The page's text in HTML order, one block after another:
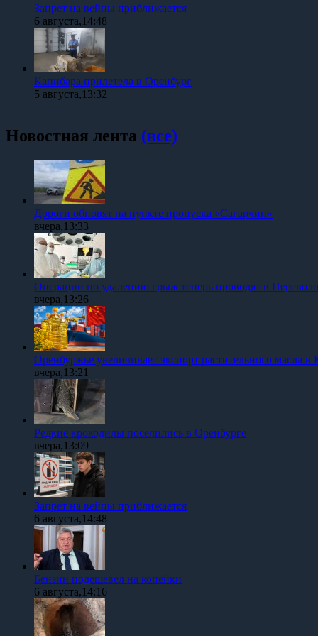
Запрет на вейпы приближается
6 августа,14:48
Капибара прилетела в Оренбург
5 августа,13:32
Новостная лента (все)
Дороги обновят на пункте пропуска «Сагарчин»
вчера,13:33
Операции по удалению грыж теперь проводят в
вчера,13:26
Оренбуржье увеличивает экспорт растительного масла в
вчера,13:21
Редкие крокодилы поселились в Оренбурге
вчера,13:09
Запрет на вейпы приближается
6 августа,14:48
Бензин подешевел на копейки
6 августа,14:16